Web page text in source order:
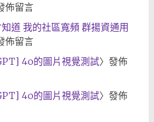
佈留言
道 我的社區寬頻 群揚資通用
佈留言
4o的圖片視覺測試〉發佈
4o的圖片視覺測試〉發佈